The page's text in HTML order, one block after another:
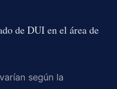
de DUI en el área de
según la